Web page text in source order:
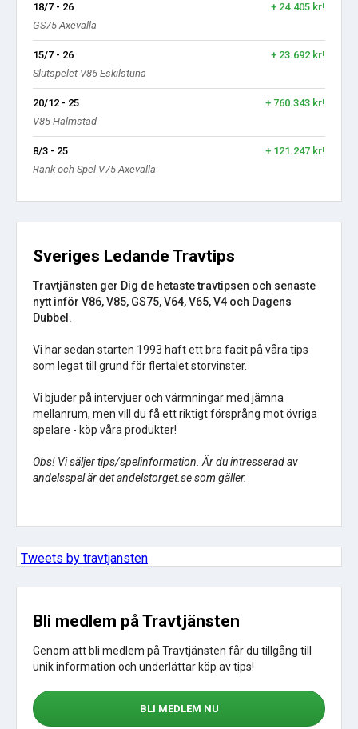
18/7 - 26
+ 24.405 kr!
GS75 Axevalla
15/7 - 26
+ 23.692 kr!
Slutspelet-V86 Eskilstuna
20/12 - 25
+ 760.343 kr!
V85 Halmstad
8/3 - 25
+ 121.247 kr!
Rank och Spel V75 Axevalla
Sveriges Ledande Travtips
Travtjänsten ger Dig de hetaste travtipsen och senaste
nytt inför V86, V85, GS75, V64, V65, V4 och Dagens
Dubbel.
Vi har sedan starten 1993 haft ett bra facit på våra tips
som legat till grund för flertalet storvinster.
Vi bjuder på intervjuer och värmningar med jämna
mellanrum, men vill du få ett riktigt försprång mot övriga
spelare - köp våra produkter!
Obs! Vi säljer tips/spelinformation. Är du intresserad av
andelsspel är det andelstorget.se som gäller.
Tweets by travtjansten
Bli medlem på Travtjänsten
Genom att bli medlem på Travtjänsten får du tillgång till
unik information och underlättar köp av tips!
BLI MEDLEM NU